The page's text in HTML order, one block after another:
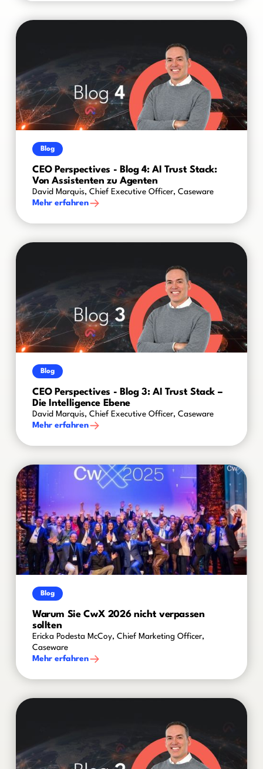
Blog
CEO Perspectives - Blog 4: AI Trust Stack:
Von Assistenten zu Agenten
David Marquis, Chief Executive Officer, Caseware
Mehr erfahren
Blog
CEO Perspectives - Blog 3: AI Trust Stack –
Die Intelligence Ebene
David Marquis, Chief Executive Officer, Caseware
Mehr erfahren
Blog
Warum Sie CwX 2026 nicht verpassen
sollten
Ericka Podesta McCoy, Chief Marketing Officer,
Caseware
Mehr erfahren